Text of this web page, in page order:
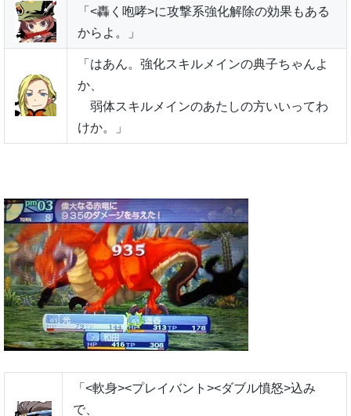
「<轟く咆哮>に攻撃系強化解除の効果もある
からよ。」
「はあん。強化スキルメインの典子ちゃんよ
か、
弱体スキルメインのあたしの方いいってわ
けか。」
「<軟身><プレイバント><ダブル憤怒>込み
で、